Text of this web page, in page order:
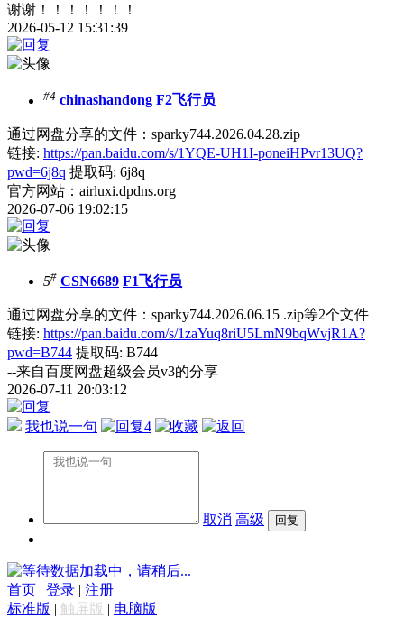
谢谢！！！！！！！
2026-05-12 15:31:39
#4 chinashandong F2飞行员
通过网盘分享的文件：sparky744.2026.04.28.zip
链接: https://pan.baidu.com/s/1YQE-UH1I-poneiHPvr13UQ?
pwd=6j8q 提取码: 6j8q
官方网站：airluxi.dpdns.org
2026-07-06 19:02:15
5# CSN6689 F1飞行员
通过网盘分享的文件：sparky744.2026.06.15 .zip等2个文件
链接: https://pan.baidu.com/s/1zaYuq8riU5LmN9bqWvjR1A?
pwd=B744 提取码: B744
--来自百度网盘超级会员v3的分享
2026-07-11 20:03:12
我也说一句 4
取消 高级
数据加载中，请稍后...
首页 | 登录 | 注册
标准版 | 触屏版 | 电脑版